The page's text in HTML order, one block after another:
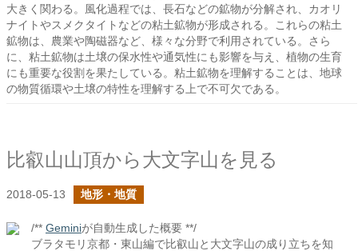
大きく関わる。風化過程では、長石などの鉱物が分解され、カオリ
ナイトやスメクタイトなどの粘土鉱物が形成される。これらの粘土
鉱物は、農業や陶磁器など、様々な分野で利用されている。さら
に、粘土鉱物は土壌の保水性や通気性にも影響を与え、植物の生育
にも重要な役割を果たしている。粘土鉱物を理解することは、地球
の物質循環や土壌の特性を理解する上で不可欠である。
比叡山山頂から大文字山を見る
2018-05-13 地形・地質
/** Geminiが自動生成した概要 **/
ブラタモリ京都・東山編で比叡山と大文字山の成り立ちを知